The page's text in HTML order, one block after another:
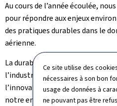
Ce site utilise des
nécessaires à son bon
usage de données à
ne pouvant pas être
Au cours de l’année écoulée,
pour répondre aux enjeux
des pratiques durables dans le
aérienne.
La durabilité reste au cœur de
l’industrie. En favorisant la
l’innovation et en poursuivant
notre empreinte carbone, nous